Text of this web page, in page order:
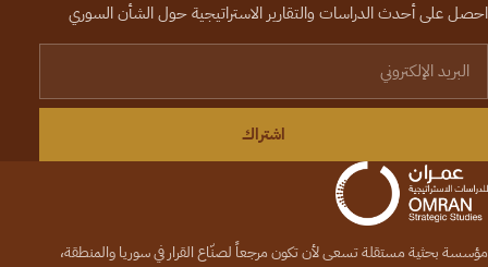
احصل على أحدث الدراسات والتقارير الاستراتيجية حول الشأن السوري
اشتراك
مؤسسة بحثية مستقلة تسعى لأن تكون مرجعاً لصنّاع القرار في سوريا والمنطقة،